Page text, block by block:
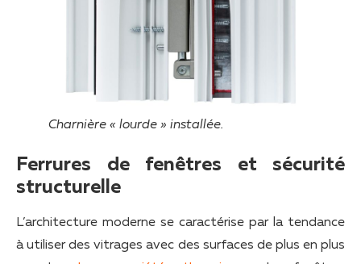
Charnière « lourde » installée.
Ferrures de fenêtres et sécurité
structurelle
L’architecture moderne se caractérise par la tendance
à utiliser des vitrages avec des surfaces de plus en plus